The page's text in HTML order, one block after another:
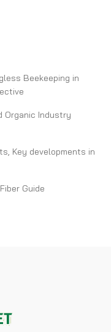
Beekeeping in
Organic Industry
Key developments in
Guide